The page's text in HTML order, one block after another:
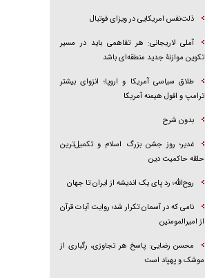
ذلت‌نفس امریکایی در ویزای فوتبال
آملی لاریجانی: هر تفاهمی باید در مسیر
تکوین موازنۀ جدید منطقه‌ای باشد
طلاق سیاسی آمریکا و اروپا؛ انزوای بیشتر
ترامپ و افول هیمنه آمریکا
بدون شرح
غدیر؛ روز جشن بزرگ اسلام و تکمیل‌ترین
حلقه حاکمیت دین
روح‌الله؛ رد پای یک اندیشه از ایران تا جهان
نامی که در آسمان تکرار شد؛ روایت آیات قرآن
از امیرالمومنین
محسن رضایی: پاسخ هر تجاوزی، رگباری از
موشک و پهپاد است